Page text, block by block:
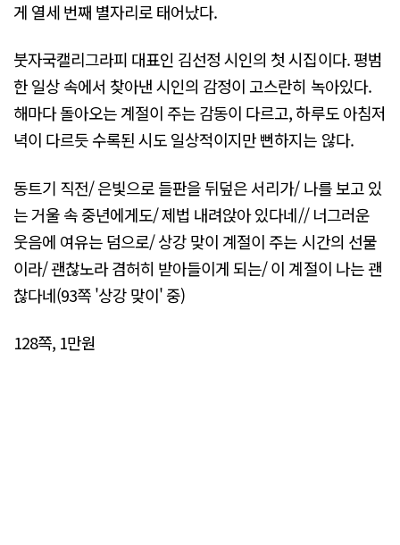
게 열세 번째 별자리로 태어났다.
붓자국캘리그라피 대표인 김선정 시인의 첫 시집이다. 평범
한 일상 속에서 찾아낸 시인의 감정이 고스란히 녹아있다.
해마다 돌아오는 계절이 주는 감동이 다르고, 하루도 아침저
녁이 다르듯 수록된 시도 일상적이지만 뻔하지는 않다.
동트기 직전/ 은빛으로 들판을 뒤덮은 서리가/ 나를 보고 있
는 거울 속 중년에게도/ 제법 내려앉아 있다네// 너그러운
웃음에 여유는 덤으로/ 상강 맞이 계절이 주는 시간의 선물
이라/ 괜찮노라 겸허히 받아들이게 되는/ 이 계절이 나는 괜
찮다네(93쪽 '상강 맞이' 중)
128쪽, 1만원